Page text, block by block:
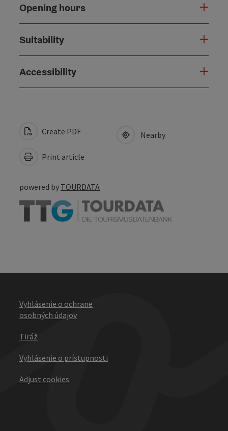
Opening hours
Suitability
Accessibility
Create PDF
Print article
Nearby
powered by TOURDATA
Vyhlásenie o ochrane
osobných údajov
Tiráž
Vyhlásenie o prístupnosti
Adjust cookies